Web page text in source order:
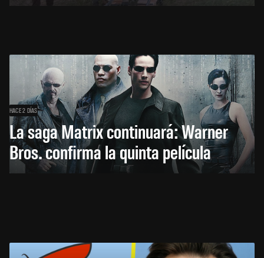
HACE 2 DÍAS
La saga Matrix continuará: Warner
Bros. confirma la quinta película